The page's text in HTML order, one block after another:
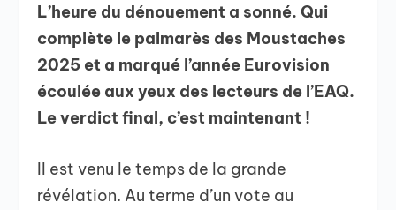
L’heure du dénouement a sonné. Qui
complète le palmarès des Moustaches
2025 et a marqué l’année Eurovision
écoulée aux yeux des lecteurs de l’EAQ.
Le verdict final, c’est maintenant !
Il est venu le temps de la grande
révélation. Au terme d’un vote au